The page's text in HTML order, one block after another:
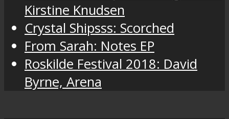
Kirstine Knudsen
Crystal Shipsss: Scorched
From Sarah: Notes EP
Roskilde Festival 2018: David
Byrne, Arena